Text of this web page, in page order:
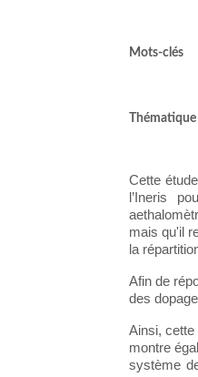
Mots-clés
Thématique
Cette
l’Ineris
mais qu'il
la
Afin de
des
Ainsi, cette
montre
système